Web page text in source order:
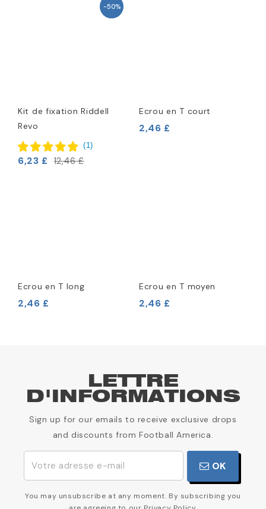
-50%
( 1)
6,23 £ 12,46 £
2,46 £
Ecrou en T long
2,46 £
Ecrou en T moyen
2,46 £
LETTRE
D'INFORMATIONS
Sign up for our emails to receive exclusive drops
OK
You may unsubscribe at any moment. By subscribing you